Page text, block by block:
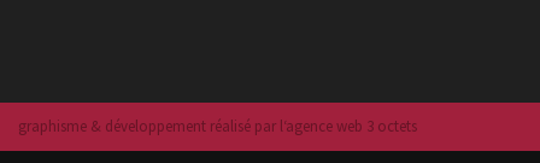
graphisme & développement réalisé par l‘agence web 3 octets